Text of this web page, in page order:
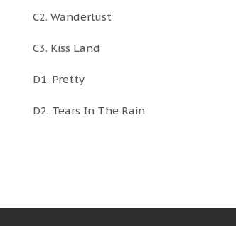
C2. Wanderlust
C3. Kiss Land
D1. Pretty
D2. Tears In The Rain